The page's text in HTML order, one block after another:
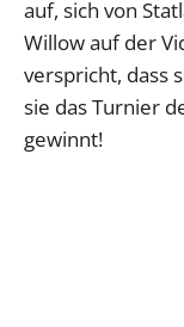
auf, sich von
Willow auf der
verspricht, dass
sie das Turnier
gewinnt!